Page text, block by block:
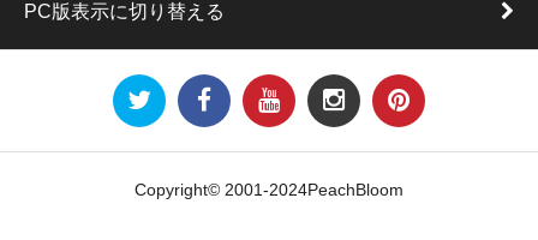
PC版表示に切り替える
Copyright© 2001-2024PeachBloom